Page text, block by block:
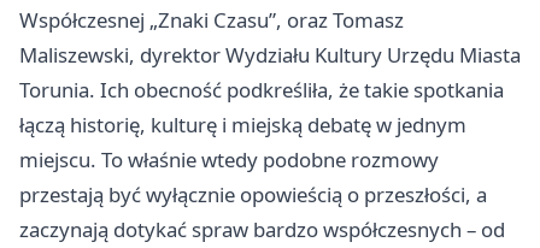
Współczesnej „Znaki Czasu”, oraz Tomasz
Maliszewski, dyrektor Wydziału Kultury Urzędu Miasta
Torunia. Ich obecność podkreśliła, że takie spotkania
łączą historię, kulturę i miejską debatę w jednym
miejscu. To właśnie wtedy podobne rozmowy
przestają być wyłącznie opowieścią o przeszłości, a
zaczynają dotykać spraw bardzo współczesnych – od